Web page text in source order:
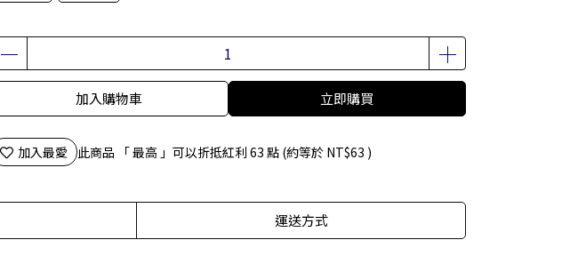
加入購物車 立即購買
加入最愛 此商品 「 最高 」可以折抵紅利 63 點 (約等於 NT$63 )
運送方式